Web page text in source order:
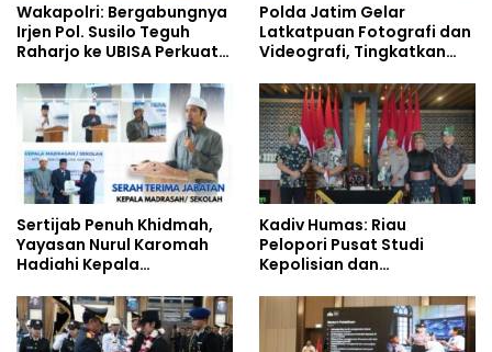
Wakapolri: Bergabungnya
Irjen Pol. Susilo Teguh
Raharjo ke UBISA Perkuat
Studi Kepolisian
Polda Jatim Gelar
Latkatpuan Fotografi dan
Videografi, Tingkatkan
Era Digital
Sertijab Penuh Khidmah,
Yayasan Nurul Karomah
Hadiahi Kepala
Umrah
Kadiv Humas: Riau
Pelopori Pusat Studi
Kepolisian dan
Policing Masuki Babak